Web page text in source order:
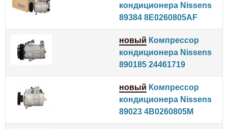
кондиционера Nissens
89384 8E0260805AF
новый Компрессор
кондиционера Nissens
890185 24461719
новый Компрессор
кондиционера Nissens
89023 4B0260805M